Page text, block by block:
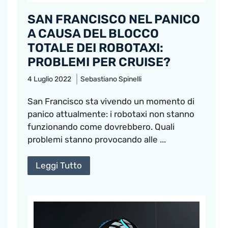
SAN FRANCISCO NEL PANICO
A CAUSA DEL BLOCCO
TOTALE DEI ROBOTAXI:
PROBLEMI PER CRUISE?
4 Luglio 2022 Sebastiano Spinelli
San Francisco sta vivendo un momento di
panico attualmente: i robotaxi non stanno
funzionando come dovrebbero. Quali
problemi stanno provocando alle ...
Leggi Tutto